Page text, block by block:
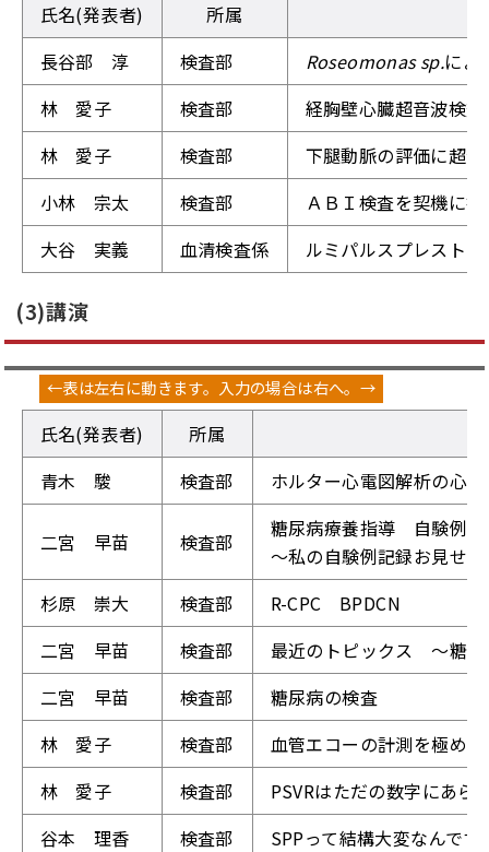
氏名(発表者)
所属
長谷部 淳
検査部 Roseomonas sp.によ
林 愛子
検査部
経胸壁心臓超音波検
林 愛子
検査部
下腿動脈の評価に超
小林 宗太
検査部
ＡＢＩ検査を契機に
大谷 実義
血清検査係 ルミパルスプレスト
(3)講演
氏名(発表者)
所属
青木 駿
検査部 ホルター心電図解析の心得
二宮 早苗 検査部
糖尿病療養指導 自験例症
～私の自験例記録お見せ
杉原 崇大
検査部
R-CPC BPDCN
二宮 早苗
検査部
最近のトピックス ～糖尿
二宮 早苗
検査部
糖尿病の検査
林 愛子
検査部
血管エコーの計測を極める
林 愛子
検査部
PSVRはただの数字にあら
谷本 理香
検査部 SPPって結構大変なんです